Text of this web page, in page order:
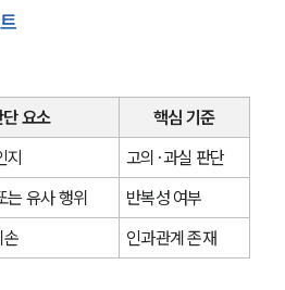
요소
핵심 기준
지
고의·과실 판단
는 유사 행위
반복성 여부
손 인과관계 존재